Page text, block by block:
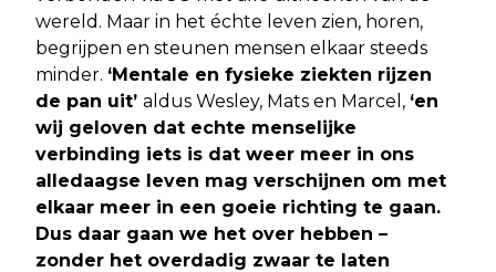
wereld. Maar in het échte leven zien, horen,
begrijpen en steunen mensen elkaar steeds
minder. ‘Mentale en fysieke ziekten rijzen
de pan uit’ aldus Wesley, Mats en Marcel, ‘en
wij geloven dat echte menselijke
verbinding iets is dat weer meer in ons
alledaagse leven mag verschijnen om met
elkaar meer in een goeie richting te gaan.
Dus daar gaan we het over hebben –
zonder het overdadig zwaar te laten